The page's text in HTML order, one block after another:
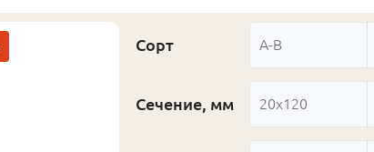
Сорт А-В
Сечение, мм 20x120